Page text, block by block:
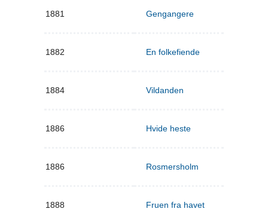
1881 Gengangere
1882 En folkefiende
1884 Vildanden
1886 Hvide heste
1886 Rosmersholm
1888 Fruen fra havet